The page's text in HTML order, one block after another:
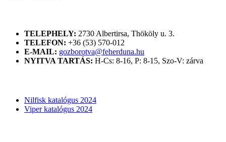
TELEPHELY: 2730 Albertirsa, Thököly u. 3.
TELEFON: +36 (53) 570-012
E-MAIL: gozborotva@feherduna.hu
NYITVA TARTÁS: H-Cs: 8-16, P: 8-15, Szo-V: zárva
Nilfisk katalógus 2024
Viper katalógus 2024